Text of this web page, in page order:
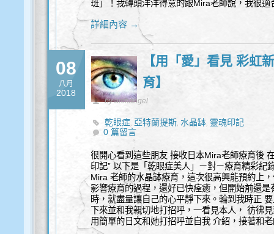
班」！我轉頭洋洋得意的跟Mira老師說，我很
詳細內容 →
08
八月
2018
【用「愛」看見 彩虹
育】
by archangel
乾眼症, 亞特蘭提斯,水晶缽, 靈魂印記
0 篇留言
很開心看到這些朋友 接收日本Mira老師療育後
印記” 以下是「乾眼症美人」ㄧ對ㄧ療育精
Mira 老師的水晶缽療育，這次很高興能預約上
影響療育的過程，還好已快痊癒，但開始前還
時，就盡量讓自己的心平靜下來。輪到我時正
下來並和我親切地打招呼，一看見本人， 彷彿
用簡單的日文和她打招呼並自我 介紹，接著和